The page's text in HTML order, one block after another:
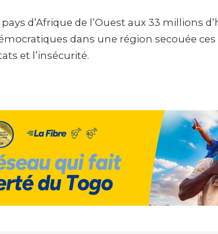
pays d’Afrique de l’Ouest aux 33 millions
dans une région secouée
et l’insécurité.